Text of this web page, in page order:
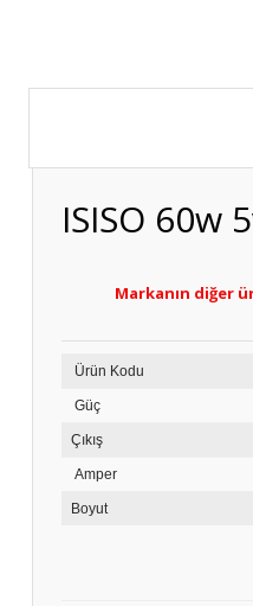
ISISO 60w
Markanın diğer
Ürün Kodu
Güç
Çıkış
Amper
Boyut